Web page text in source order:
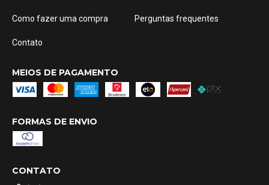
Como fazer uma compra Perguntas frequentes
Contato
MEIOS DE PAGAMENTO
FORMAS DE ENVIO
CONTATO